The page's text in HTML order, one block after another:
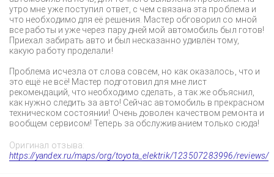
утро мне уже поступил ответ, с чем связана эта проблема и
что необходимо для её решения. Мастер обговорил со мной
все работы и уже через пару дней мой автомобиль был готов!
Приехал забирать авто и был несказанно удивлён тому,
какую работу проделали!
Проблема исчезла от слова совсем, но как оказалось, что и
это ещё не всё! Мастер подготовил для мне лист
рекомендаций, что необходимо сделать, а так же объяснил,
как нужно следить за авто! Сейчас автомобиль в прекрасном
техническом состоянии! Очень доволен качеством ремонта и
вообщем сервисом! Теперь за обслуживанием только сюда!
Оригинал отзыва:
https://yandex.ru/maps/org/toyota_elektrik/123507283996/reviews/